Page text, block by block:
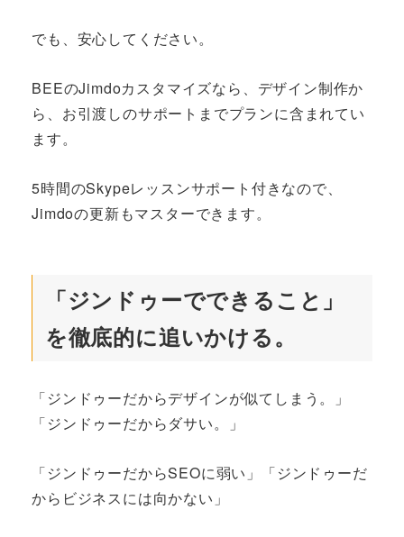
でも、安心してください。
BEEのJimdoカスタマイズなら、デザイン制作か
ら、お引渡しのサポートまでプランに含まれてい
ます。
5時間のSkypeレッスンサポート付きなので、
Jimdoの更新もマスターできます。
「ジンドゥーでできること」
を徹底的に追いかける。
「ジンドゥーだからデザインが似てしまう。」
「ジンドゥーだからダサい。」
「ジンドゥーだからSEOに弱い」「ジンドゥーだ
からビジネスには向かない」